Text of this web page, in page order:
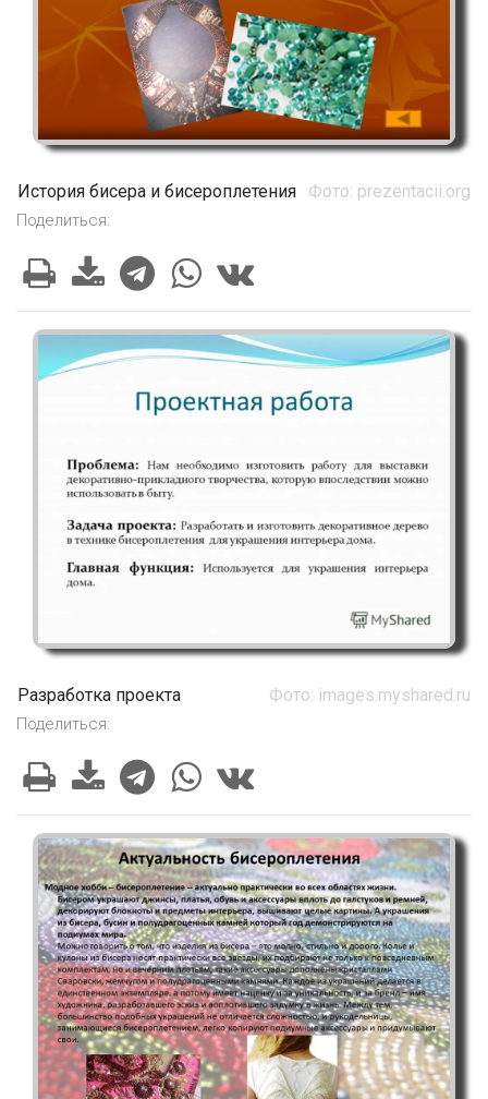
История бисера и бисероплетения Фото: prezentacii.org
Поделиться:
Разработка проекта Фото: images.myshared.ru
Поделиться: